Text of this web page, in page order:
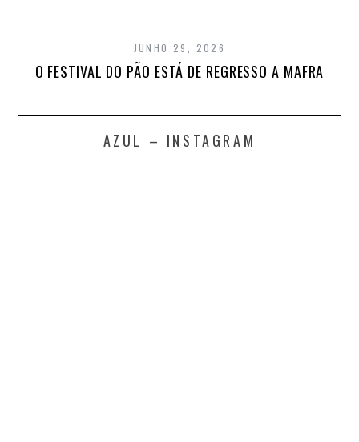
JUNHO 29, 2026
O FESTIVAL DO PÃO ESTÁ DE REGRESSO A MAFRA
AZUL – INSTAGRAM